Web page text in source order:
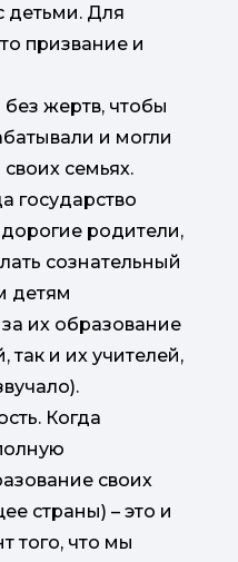
детьми. Для
призвание и
жертв, чтобы
и могли
семьях.
государство
родители,
сознательный
детям
за их образование
так и их учителей,
Когда
своих
страны) – это и
того, что мы